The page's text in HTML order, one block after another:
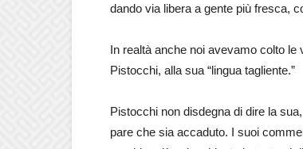
dando via libera a gente più fresca,
In realtà anche noi avevamo colto le
Pistocchi, alla sua “lingua tagliente.”
Pistocchi non disdegna di dire la
pare che sia accaduto. I suoi